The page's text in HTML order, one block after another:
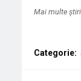
Mai multe
Categorie: